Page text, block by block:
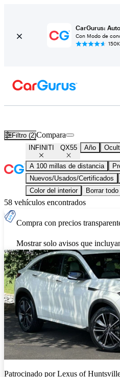
CarGurus:
Con Modo de
Filtro (2)Compara
INFINITI QX55 Año
A 100 millas de distancia
Nuevos/Usados/Certificados
Color del interior
Borrar todo
58 vehículos encontrados
Compra con precios
Mostrar solo avisos que
Patrocinado porLexus of